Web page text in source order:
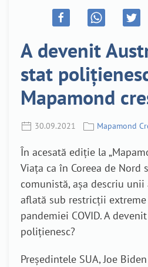
A devenit
stat
Mapamond
30.09.2021 Mapamond
În acesată ediție la
Viața ca în Coreea de Nord
comunistă, așa descriu
aflată sub restricții
pandemiei COVID. A
polițienesc?
Președintele SUA, Joe